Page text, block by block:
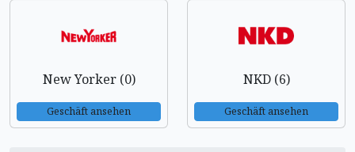
New Yorker (0)
Geschäft ansehen
NKD (6)
Geschäft ansehen